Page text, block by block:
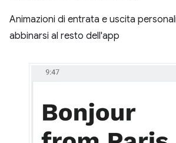
Animazioni di entrata e uscita
abbinarsi al resto dell'app